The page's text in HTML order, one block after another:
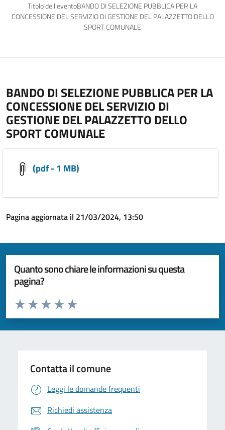
Titolo dell'eventoBANDO DI SELEZIONE PUBBLICA PER LA
CONCESSIONE DEL SERVIZIO DI GESTIONE DEL PALAZZETTO DELLO
SPORT COMUNALE
BANDO DI SELEZIONE PUBBLICA PER LA
CONCESSIONE DEL SERVIZIO DI
GESTIONE DEL PALAZZETTO DELLO
SPORT COMUNALE
(pdf - 1 MB)
Pagina aggiornata il 21/03/2024, 13:50
Quanto sono chiare le informazioni su questa
pagina?
Valuta da 1 a 5 stelle la pagina
Valuta 5 stelle su 5
Valuta 4 stelle su 5
Valuta 3 stelle su 5
Valuta 2 stelle su 5
Valuta 1 stelle su 5
Contatta il comune
Leggi le domande frequenti
Richiedi assistenza